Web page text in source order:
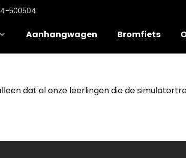
Aanhangwagen Bromfiets
500504
dat al onze leerlingen die de